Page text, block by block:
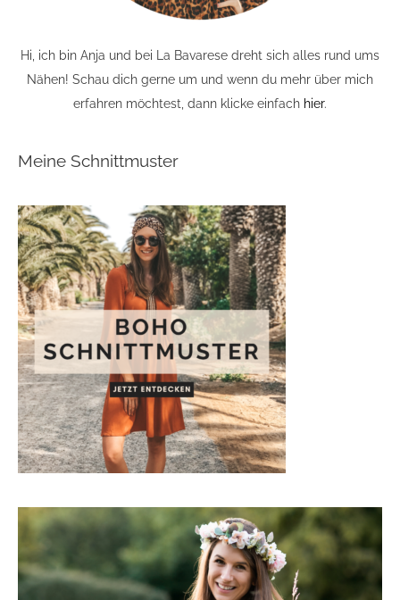
Hi, ich bin Anja und bei La Bavarese dreht sich alles rund ums
Nähen! Schau dich gerne um und wenn du mehr über mich
erfahren möchtest, dann klicke einfach hier.
Meine Schnittmuster